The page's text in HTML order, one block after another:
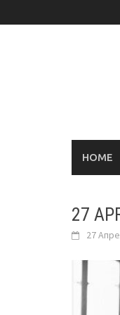
to
HOME
27
27